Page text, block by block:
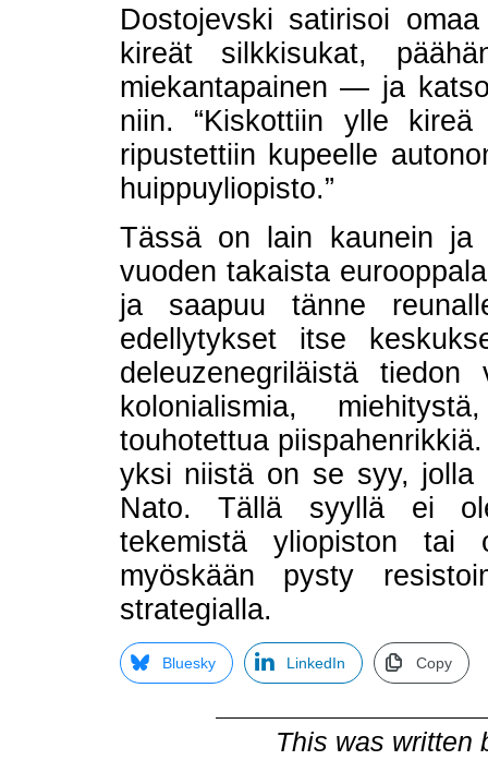
Dostojevski satirisoi
kireät silkkisukat,
miekantapainen — ja
niin. “Kiskottiin ylle kireä
ripustettiin kupeelle
huippuyliopisto.”
Tässä on lain kaunein ja
vuoden takaista
ja saapuu tänne
edellytykset itse
deleuzenegriläistä
kolonialismia,
touhotettua
yksi niistä on se syy, jolla
Nato. Tällä syyllä ei
tekemistä yliopiston tai
myöskään pysty
strategialla.
Bluesky LinkedIn Copy
This was written